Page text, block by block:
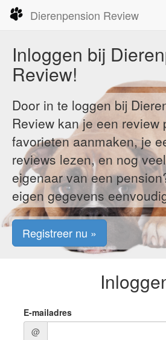
Dierenpension Review
Inloggen bij
Review!
Door in te loggen bij
Review kan je een review
favorieten aanmaken, je
reviews lezen, en nog
eigenaar van een
eigen gegevens
Registreer nu »
E-mailadres
@